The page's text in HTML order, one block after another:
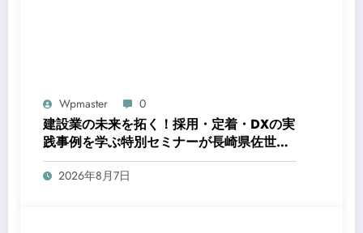
Wpmaster 0
建設業の未来を拓く！採用・定着・DXの実
践事例を学ぶ特別セミナーが長崎県佐世保
市で開催
2026年8月7日